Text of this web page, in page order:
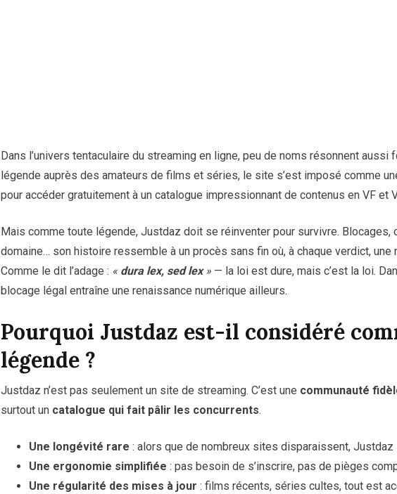
Dans l’univers tentaculaire du streaming en ligne, peu de noms résonnent aussi
légende auprès des amateurs de films et séries, le site s’est imposé comme
pour accéder gratuitement à un catalogue impressionnant de contenus en VF et
Mais comme toute légende, Justdaz doit se réinventer pour survivre. Blocages,
domaine… son histoire ressemble à un procès sans fin où, à chaque verdict, une
Comme le dit l’adage : « dura lex, sed lex» — la loi est dure, mais c’est la loi.
blocage légal entraîne une renaissance numérique ailleurs.
Pourquoi Justdaz est-il considéré
légende ?
Justdaz n’est pas seulement un site de streaming. C’est une communauté
surtout un catalogue qui fait pâlir les concurrents.
Une longévité rare : alors que de nombreux sites disparaissent, Justdaz
Une ergonomie simplifiée : pas besoin de s’inscrire, pas de pièges
Une régularité des mises à jour : films récents, séries cultes, tout est